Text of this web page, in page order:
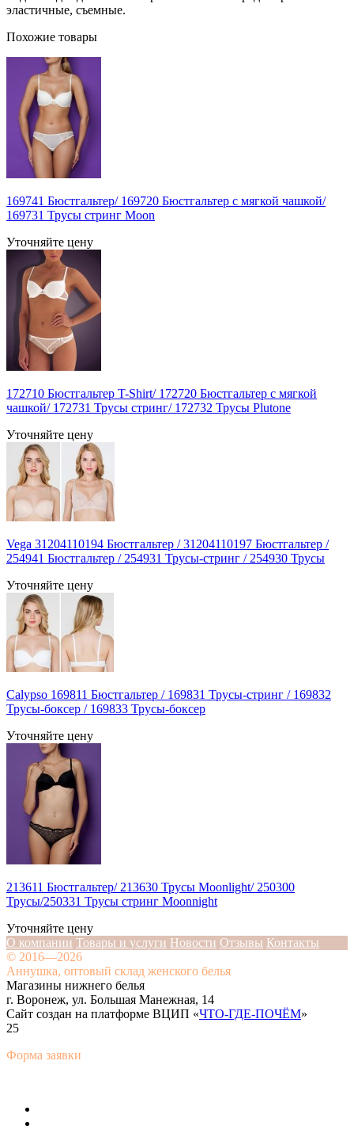
эластичные, съемные.
Похожие товары
169741 Бюстгальтер/ 169720 Бюстгальтер с мягкой чашкой/
169731 Трусы стринг Moon
Уточняйте цену
172710 Бюстгальтер T-Shirt/ 172720 Бюстгальтер с мягкой
чашкой/ 172731 Трусы стринг/ 172732 Трусы Plutone
Уточняйте цену
Vega 31204110194 Бюстгальтер / 31204110197 Бюстгальтер /
254941 Бюстгальтер / 254931 Трусы-стринг / 254930 Трусы
Уточняйте цену
Calypso 169811 Бюстгальтер / 169831 Трусы-стринг / 169832
Трусы-боксер / 169833 Трусы-боксер
Уточняйте цену
213611 Бюстгальтер/ 213630 Трусы Moonlight/ 250300
Трусы/250331 Трусы стринг Moonnight
Уточняйте цену
О компании Товары и услуги Новости Отзывы Контакты
© 2016—2026
Аннушка, оптовый склад женского белья
Магазины нижнего белья
г. Воронеж, ул. Большая Манежная, 14
Сайт создан на платформе ВЦИП «ЧТО-ГДЕ-ПОЧЁМ»
25
Форма заявки